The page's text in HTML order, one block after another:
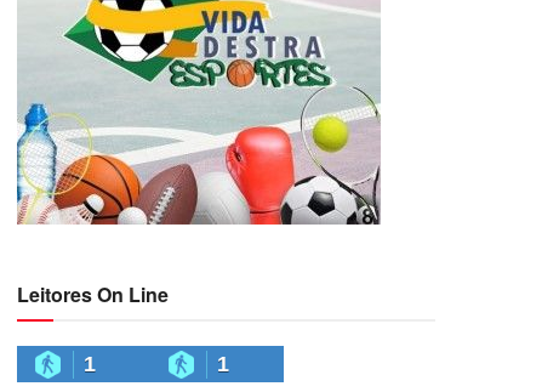
Leitores On Line
1 1